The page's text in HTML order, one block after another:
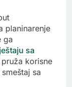
planinarenje
ga
sa
pruža korisne
sa